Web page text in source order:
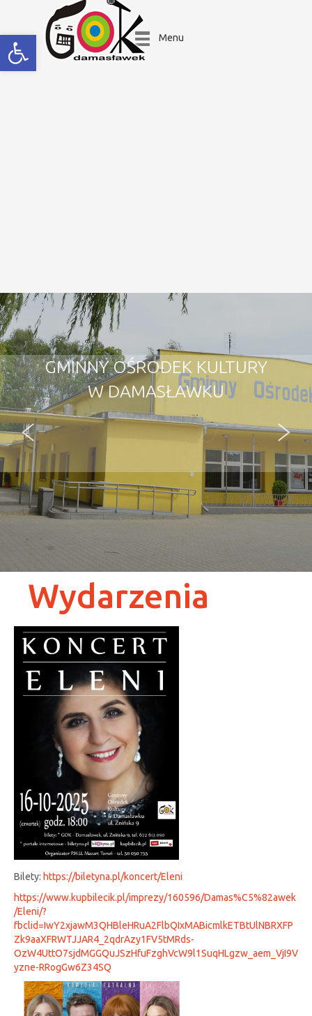
Open toolbar Menu
GMINNY OŚRODEK KULTURY
W DAMASŁAWKU
Wydarzenia
Bilety: https://biletyna.pl/koncert/Eleni
https://www.kupbilecik.pl/imprezy/160596/Damas%C5%82awek
/Eleni/?
fbclid=IwY2xjawM3QHBleHRuA2FlbQIxMABicmlkETBtUlNBRXFP
Zk9aaXFRWTJJAR4_2qdrAzy1FV5tMRds-
OzW4UttO7sjdMGGQuJSzHfuFzghVcW9l1SuqHLgzw_aem_VjI9V
yzne-RRogGw6Z34SQ